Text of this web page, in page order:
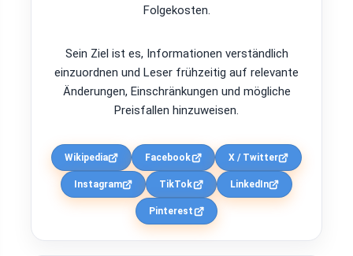
Folgekosten.
Sein Ziel ist es, Informationen verständlich
einzuordnen und Leser frühzeitig auf relevante
Änderungen, Einschränkungen und mögliche
Preisfallen hinzuweisen.
Wikipedia Facebook X / Twitter
Instagram TikTok LinkedIn
Pinterest